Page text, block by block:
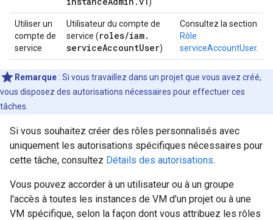
Utiliser un
compte de
service
Utilisateur du compte de
service (roles/iam.
serviceAccountUser)
Consultez la section
Rôle
serviceAccountUser.
Remarque : Si vous travaillez dans un projet que vous avez créé,
vous disposez des autorisations nécessaires pour effectuer ces
tâches.
Si vous souhaitez créer des rôles personnalisés avec
uniquement les autorisations spécifiques nécessaires pour
cette tâche, consultez Détails des autorisations.
Vous pouvez accorder à un utilisateur ou à un groupe
l'accès à toutes les instances de VM d'un projet ou à une
VM spécifique, selon la façon dont vous attribuez les rôles